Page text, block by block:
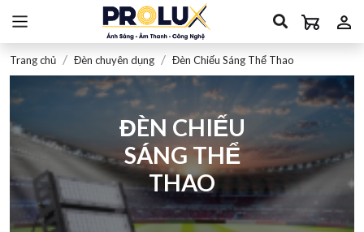
Trang chủ Đèn chuyên dụng Đèn Chiếu Sáng Thể Thao
ĐÈN CHIẾU
SÁNG THỂ
THAO